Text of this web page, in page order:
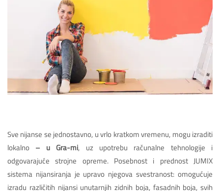
Sve nijanse se jednostavno, u vrlo kratkom vremenu, mogu izraditi
lokalno – u Gra-mi, uz upotrebu računalne tehnologije i
odgovarajuće strojne opreme. Posebnost i prednost JUMIX
sistema nijansiranja je upravo njegova svestranost: omogućuje
izradu različitih nijansi unutarnjih zidnih boja, fasadnih boja, svih